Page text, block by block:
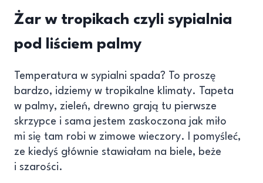
Żar w tropikach czyli sypialnia
pod liściem palmy
Temperatura w sypialni spada? To proszę
bardzo, idziemy w tropikalne klimaty. Tapeta
w palmy, zieleń, drewno grają tu pierwsze
skrzypce i sama jestem zaskoczona jak miło
mi się tam robi w zimowe wieczory. I pomyśleć,
ze kiedyś głównie stawiałam na biele, beże
i szarości.